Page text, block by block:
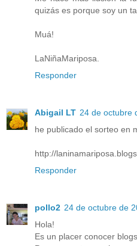
quizás es porque soy un
Muá!
LaNiñaMariposa.
Responder
Abigail LT 24 de octubre
he publicado el sorteo en
http://
Responder
pollo2 24 de octubre de
Hola!
Es un placer conocer